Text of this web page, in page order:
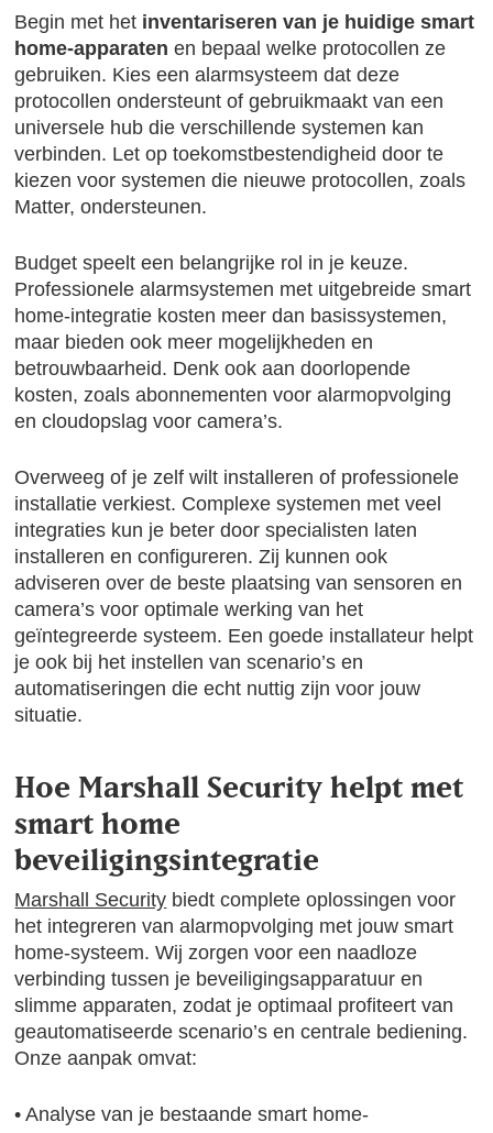
Begin met het inventariseren van je huidige smart
home-apparaten en bepaal welke protocollen ze
gebruiken. Kies een alarmsysteem dat deze
protocollen ondersteunt of gebruikmaakt van een
universele hub die verschillende systemen kan
verbinden. Let op toekomstbestendigheid door te
kiezen voor systemen die nieuwe protocollen, zoals
Matter, ondersteunen.
Budget speelt een belangrijke rol in je keuze.
Professionele alarmsystemen met uitgebreide smart
home-integratie kosten meer dan basissystemen,
maar bieden ook meer mogelijkheden en
betrouwbaarheid. Denk ook aan doorlopende
kosten, zoals abonnementen voor alarmopvolging
en cloudopslag voor camera’s.
Overweeg of je zelf wilt installeren of professionele
installatie verkiest. Complexe systemen met veel
integraties kun je beter door specialisten laten
installeren en configureren. Zij kunnen ook
adviseren over de beste plaatsing van sensoren en
camera’s voor optimale werking van het
geïntegreerde systeem. Een goede installateur helpt
je ook bij het instellen van scenario’s en
automatiseringen die echt nuttig zijn voor jouw
situatie.
Hoe Marshall Security helpt met
smart home
beveiligingsintegratie
Marshall Security biedt complete oplossingen voor
het integreren van alarmopvolging met jouw smart
home-systeem. Wij zorgen voor een naadloze
verbinding tussen je beveiligingsapparatuur en
slimme apparaten, zodat je optimaal profiteert van
geautomatiseerde scenario’s en centrale bediening.
Onze aanpak omvat:
• Analyse van je bestaande smart home-